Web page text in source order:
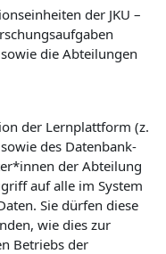
der JKU –
die Abteilungen
der Lernplattform (z.
des Datenbank-
der Abteilung
auf alle im System
Sie dürfen diese
wie dies zur
Betriebs der